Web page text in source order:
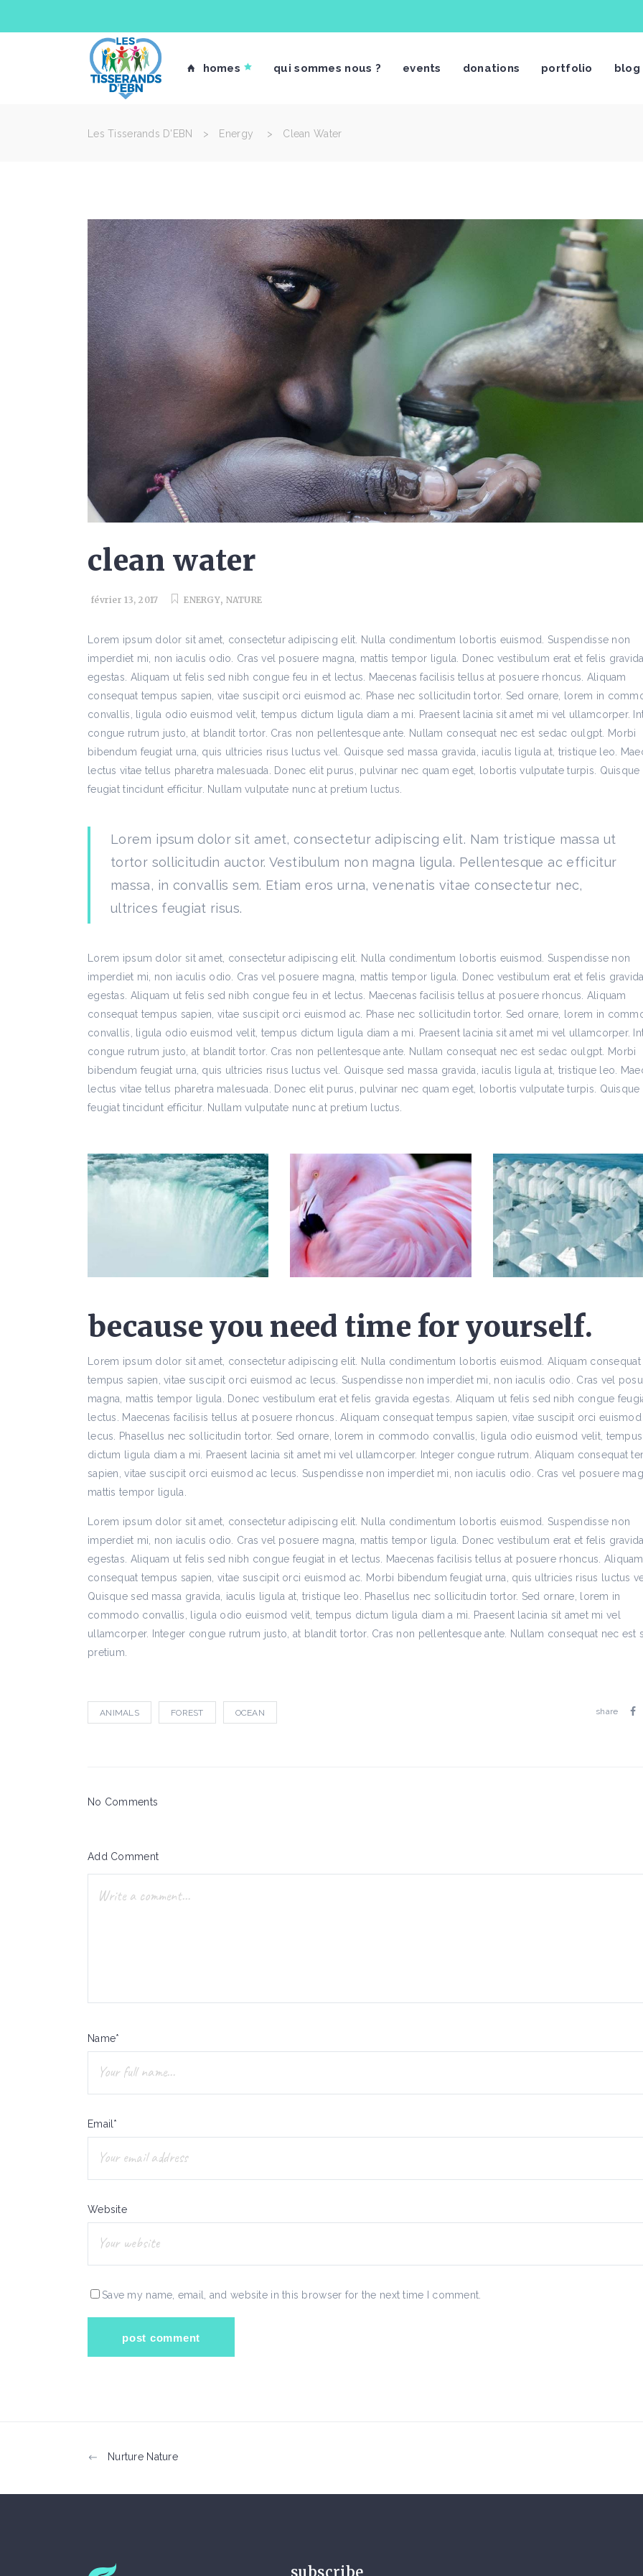
homes qui sommes nous ? events donations portfolio blog
Les Tisserands D'EBN > Energy > Clean Water
clean water
février 13, 2017 ENERGY, NATURE
Lorem ipsum dolor sit amet, consectetur adipiscing elit. Nulla condimentum lobortis euismod. Suspendisse non
imperdiet mi, non iaculis odio. Cras vel posuere magna, mattis tempor ligula. Donec vestibulum erat et felis
egestas. Aliquam ut felis sed nibh congue feu in et lectus. Maecenas facilisis tellus at posuere rhoncus. Aliquam
consequat tempus sapien, vitae suscipit orci euismod ac. Phase nec sollicitudin tortor. Sed ornare, lorem in
convallis, ligula odio euismod velit, tempus dictum ligula diam a mi. Praesent lacinia sit amet mi vel ullamcorper.
congue rutrum justo, at blandit tortor. Cras non pellentesque ante. Nullam consequat nec est sedac oulgpt. Morbi
bibendum feugiat urna, quis ultricies risus luctus vel. Quisque sed massa gravida, iaculis ligula at, tristique leo.
lectus vitae tellus pharetra malesuada. Donec elit purus, pulvinar nec quam eget, lobortis vulputate turpis. Quisque
feugiat tincidunt efficitur. Nullam vulputate nunc at pretium luctus.
Lorem ipsum dolor sit amet, consectetur adipiscing elit. Nam tristique massa ut
tortor sollicitudin auctor. Vestibulum non magna ligula. Pellentesque ac efficitur
massa, in convallis sem. Etiam eros urna, venenatis vitae consectetur nec,
ultrices feugiat risus.
Lorem ipsum dolor sit amet, consectetur adipiscing elit. Nulla condimentum lobortis euismod. Suspendisse non
imperdiet mi, non iaculis odio. Cras vel posuere magna, mattis tempor ligula. Donec vestibulum erat et felis
egestas. Aliquam ut felis sed nibh congue feu in et lectus. Maecenas facilisis tellus at posuere rhoncus. Aliquam
consequat tempus sapien, vitae suscipit orci euismod ac. Phase nec sollicitudin tortor. Sed ornare, lorem in
convallis, ligula odio euismod velit, tempus dictum ligula diam a mi. Praesent lacinia sit amet mi vel ullamcorper.
congue rutrum justo, at blandit tortor. Cras non pellentesque ante. Nullam consequat nec est sedac oulgpt. Morbi
bibendum feugiat urna, quis ultricies risus luctus vel. Quisque sed massa gravida, iaculis ligula at, tristique leo.
lectus vitae tellus pharetra malesuada. Donec elit purus, pulvinar nec quam eget, lobortis vulputate turpis. Quisque
feugiat tincidunt efficitur. Nullam vulputate nunc at pretium luctus.
because you need time for yourself.
Lorem ipsum dolor sit amet, consectetur adipiscing elit. Nulla condimentum lobortis euismod. Aliquam consequat
tempus sapien, vitae suscipit orci euismod ac lecus. Suspendisse non imperdiet mi, non iaculis odio. Cras vel
magna, mattis tempor ligula. Donec vestibulum erat et felis gravida egestas. Aliquam ut felis sed nibh congue
lectus. Maecenas facilisis tellus at posuere rhoncus. Aliquam consequat tempus sapien, vitae suscipit orci
lecus. Phasellus nec sollicitudin tortor. Sed ornare, lorem in commodo convallis, ligula odio euismod velit, tempus
dictum ligula diam a mi. Praesent lacinia sit amet mi vel ullamcorper. Integer congue rutrum. Aliquam consequat
sapien, vitae suscipit orci euismod ac lecus. Suspendisse non imperdiet mi, non iaculis odio. Cras vel posuere
mattis tempor ligula.
Lorem ipsum dolor sit amet, consectetur adipiscing elit. Nulla condimentum lobortis euismod. Suspendisse non
imperdiet mi, non iaculis odio. Cras vel posuere magna, mattis tempor ligula. Donec vestibulum erat et felis
egestas. Aliquam ut felis sed nibh congue feugiat in et lectus. Maecenas facilisis tellus at posuere rhoncus. Aliquam
consequat tempus sapien, vitae suscipit orci euismod ac. Morbi bibendum feugiat urna, quis ultricies risus luctus
Quisque sed massa gravida, iaculis ligula at, tristique leo. Phasellus nec sollicitudin tortor. Sed ornare, lorem in
commodo convallis, ligula odio euismod velit, tempus dictum ligula diam a mi. Praesent lacinia sit amet mi vel
ullamcorper. Integer congue rutrum justo, at blandit tortor. Cras non pellentesque ante. Nullam consequat nec est
pretium.
ANIMALS FOREST OCEAN share
No Comments
Add Comment
Name*
Email*
Website
Save my name, email, and website in this browser for the next time I comment.
Nurture Nature
subscribe